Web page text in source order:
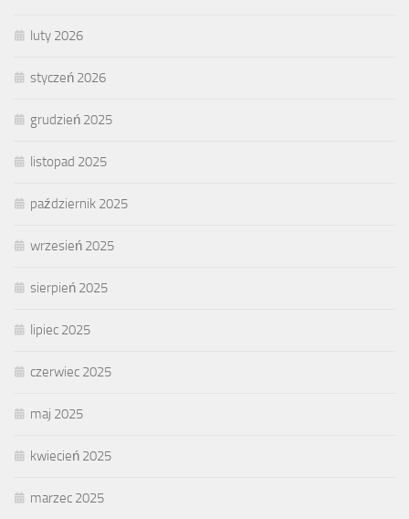
luty 2026
styczeń 2026
grudzień 2025
listopad 2025
październik 2025
wrzesień 2025
sierpień 2025
lipiec 2025
czerwiec 2025
maj 2025
kwiecień 2025
marzec 2025